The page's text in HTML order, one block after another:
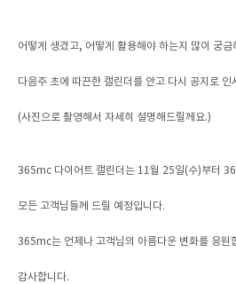
어떻게 생겼고, 어떻게 활용해야 하는지 많이 궁금
다음주 초에 따끈한 캘린더를 안고 다시 공지로
(사진으로 촬영해서 자세히 설명해드릴께요.)
365mc 다이어트 캘린더는 11월 25일(수)부터
모든 고객님들께 드릴 예정입니다.
365mc는 언제나 고객님의 아름다운 변화를 응원
감사합니다.